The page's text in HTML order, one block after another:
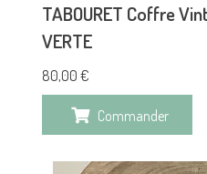
TABOURET Coffre
VERTE
80,00 €
Commander